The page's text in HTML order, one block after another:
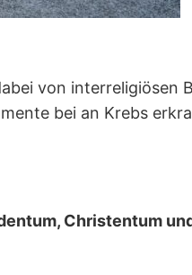
von interreligiösen
bei an Krebs
Christentum